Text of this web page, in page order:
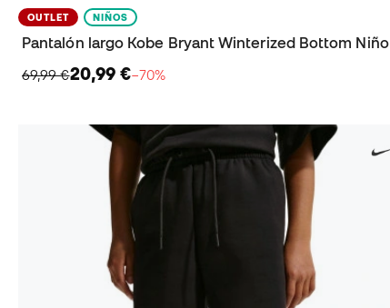
OUTLET NIÑOS
Pantalón largo Kobe Bryant Winterized Bottom Niño
69,99 €20,99 €−70%